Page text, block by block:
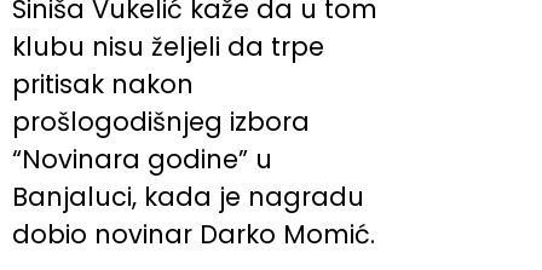
Siniša Vukelić kaže da u tom
klubu nisu željeli da trpe
pritisak nakon
prošlogodišnjeg izbora
“Novinara godine” u
Banjaluci, kada je nagradu
dobio novinar Darko Momić.